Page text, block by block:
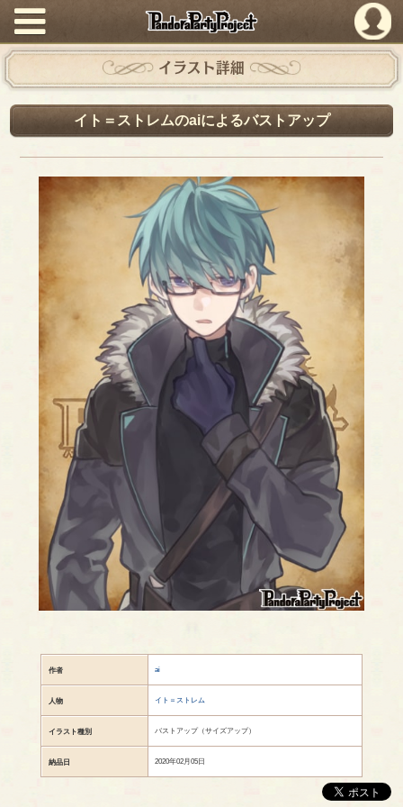
PandoraPartyProject
イラスト詳細
イト＝ストレムのaiによるバストアップ
作者 ai
人物 イト＝ストレム
イラスト種別 バストアップ（サイズアップ）
納品日 2020年02月05日